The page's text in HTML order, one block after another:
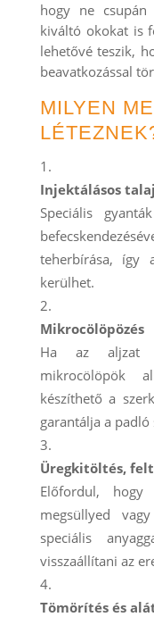
hogy ne
kiváltó okokat is
lehetővé teszik,
beavatkozással
MILYEN
Injektálásos
Speciális
teherbírása, így
kerülhet.
Mikrocölöpözés
Ha az aljzat
mikrocölöpök
készíthető a
garantálja a padló
Üregkitöltés,
Előfordul,
megsüllyed
speciális
visszaállítani az
Tömörítés és